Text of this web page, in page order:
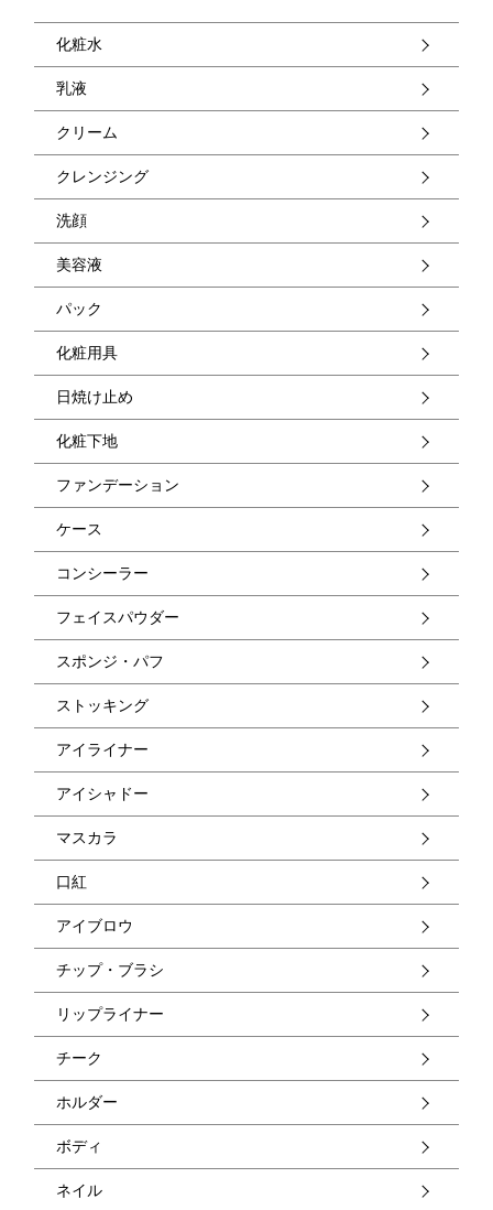
化粧水
乳液
クリーム
クレンジング
洗顔
美容液
パック
化粧用具
日焼け止め
化粧下地
ファンデーション
ケース
コンシーラー
フェイスパウダー
スポンジ・パフ
ストッキング
アイライナー
アイシャドー
マスカラ
口紅
アイブロウ
チップ・ブラシ
リップライナー
チーク
ホルダー
ボディ
ネイル